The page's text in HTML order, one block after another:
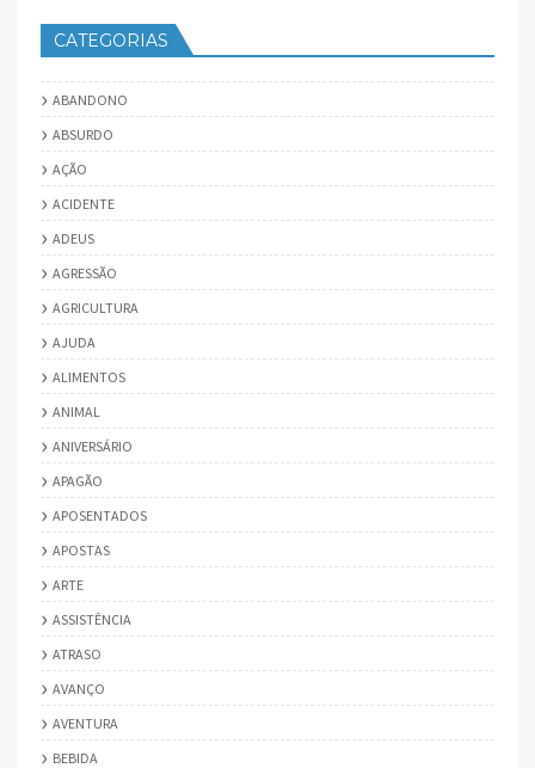
CATEGORIAS
ABANDONO
ABSURDO
AÇÃO
ACIDENTE
ADEUS
AGRESSÃO
AGRICULTURA
AJUDA
ALIMENTOS
ANIMAL
ANIVERSÁRIO
APAGÃO
APOSENTADOS
APOSTAS
ARTE
ASSISTÊNCIA
ATRASO
AVANÇO
AVENTURA
BEBIDA